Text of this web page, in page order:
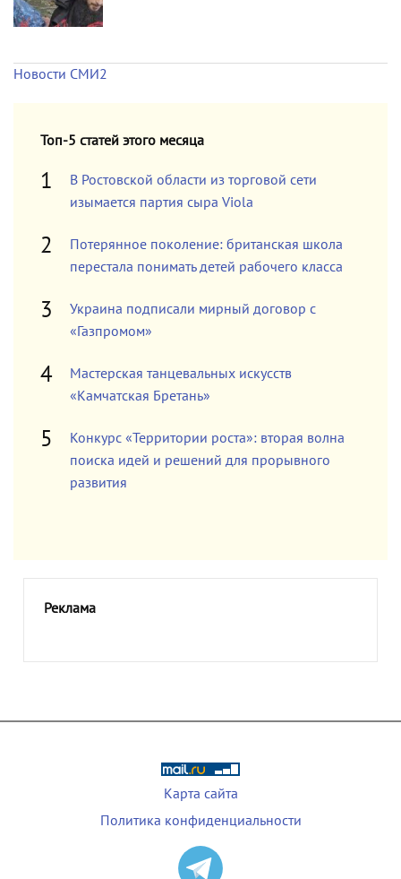
Новости СМИ2
Топ-5 статей этого месяца
В Ростовской области из торговой сети
изымается партия сыра Viola
Потерянное поколение: британская школа
перестала понимать детей рабочего класса
Украина подписали мирный договор с
«Газпромом»
Мастерская танцевальных искусств
«Камчатская Бретань»
Конкурс «Территории роста»: вторая волна
поиска идей и решений для прорывного
развития
Реклама
Карта сайта
Политика конфиденциальности